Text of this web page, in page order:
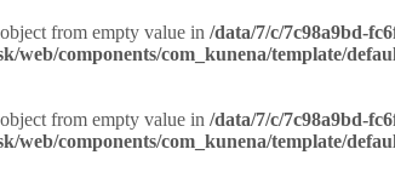
from empty value in /data/7/c/7c98a9bd-
web/components/com_kunena/template/
from empty value in /data/7/c/7c98a9bd-
web/components/com_kunena/template/